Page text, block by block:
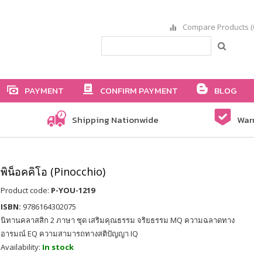
Compare Products
PAYMENT CONFIRM PAYMENT BLOG
Shipping Nationwide
พิน็อคคิโอ (Pinocchio)
Product code: P-YOU-1219
ISBN: 9786164302075
นิทานคลาสสิก 2 ภาษา ชุด เสริมคุณธรรม จริยธรรม MQ ความฉลาดทาง
อารมณ์ EQ ความสามารถทางสติปัญญา IQ
Availability: In stock